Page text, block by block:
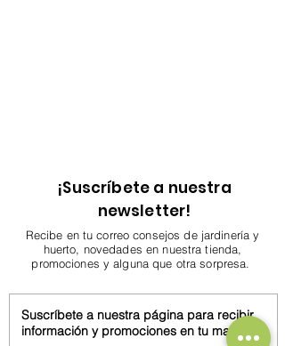
¡Suscríbete a nuestra
newsletter!
Recibe en tu correo consejos de jardinería y
huerto, novedades en nuestra tienda,
promociones y alguna que otra sorpresa.
Suscríbete a nuestra página para recibir
información y promociones en tu mail.